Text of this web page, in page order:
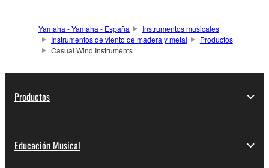
Yamaha - Yamaha - España
Instrumentos musicales
Instrumentos de viento de madera y metal
Productos
Casual Wind Instruments
Productos
Educación Musical